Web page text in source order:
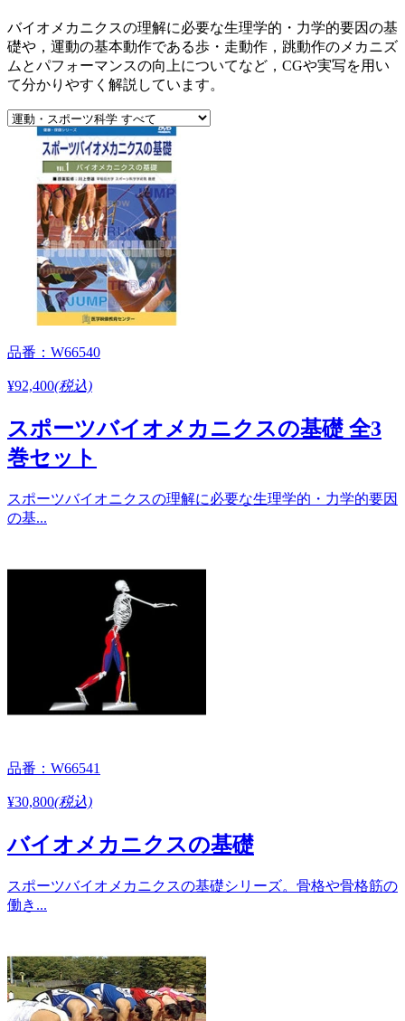
バイオメカニクスの理解に必要な生理学的・力学的要因の基
礎や，運動の基本動作である歩・走動作，跳動作のメカニズ
ムとパフォーマンスの向上についてなど，CGや実写を用い
て分かりやすく解説しています。
品番：W66540
¥92,400(税込)
スポーツバイオメカニクスの基礎 全3
巻セット
スポーツバイオニクスの理解に必要な生理学的・力学的要因
の基...
品番：W66541
¥30,800(税込)
バイオメカニクスの基礎
スポーツバイオメカニクスの基礎シリーズ。骨格や骨格筋の
働き...